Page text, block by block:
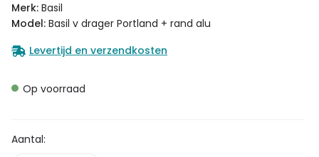
Merk: Basil
Model: Basil v drager Portland + rand alu
Levertijd en verzendkosten
Op voorraad